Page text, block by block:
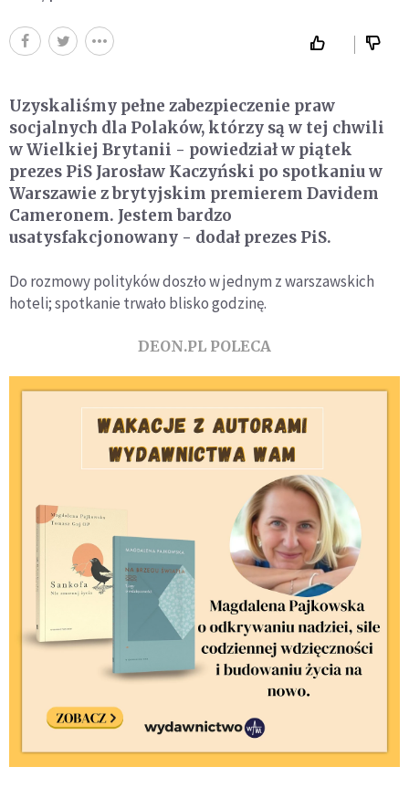
Uzyskaliśmy pełne zabezpieczenie praw
socjalnych dla Polaków, którzy są w tej chwili
w Wielkiej Brytanii - powiedział w piątek
prezes PiS Jarosław Kaczyński po spotkaniu w
Warszawie z brytyjskim premierem Davidem
Cameronem. Jestem bardzo
usatysfakcjonowany - dodał prezes PiS.
Do rozmowy polityków doszło w jednym z warszawskich
hoteli; spotkanie trwało blisko godzinę.
DEON.PL POLECA